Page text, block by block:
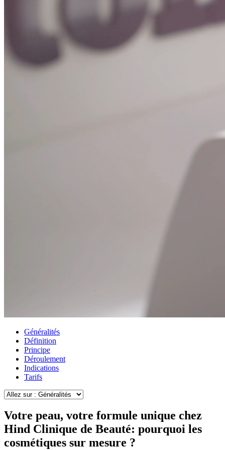
Généralités
Définition
Principe
Déroulement
Indications
Tarifs
Votre peau, votre formule unique chez
Hind Clinique de Beauté: pourquoi les
cosmétiques sur mesure ?